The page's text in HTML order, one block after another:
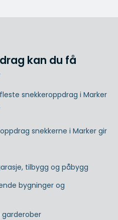
kan du få
snekkeroppdrag i Marker
snekkerne i Marker gir
tilbygg og påbygg
bygninger og
garderober